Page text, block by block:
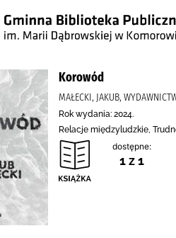
Korowód
MAŁECKI, JAKUB,
Rok wydania: 2024.
Relacje międzyludzkie,
dostępne:
1 z 1